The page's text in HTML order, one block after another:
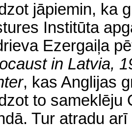
jāpiemin, ka
Institūta
Ezergaiļa
in Latvia,
, kas Anglijas
to sameklēju
Tur atradu